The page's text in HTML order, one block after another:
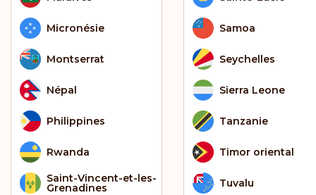
Micronésie
Montserrat
Népal
Philippines
Rwanda
Saint-Vincent-et-les-
Grenadines
Samoa
Seychelles
Sierra Leone
Tanzanie
Timor oriental
Tuvalu